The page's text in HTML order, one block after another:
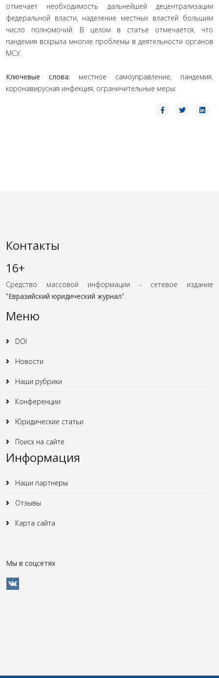
отмечает необходимость дальнейшей децентрализации
федеральной власти, наделение местных властей большим
число полномочий. В целом в статье отмечается, что
пандемия вскрыла многие проблемы в деятельности органов
МСУ.
Ключевые слова: местное самоуправление, пандемия,
коронавирусная инфекция, ограничительные меры.
Контакты
16+
Средство массовой информации - сетевое издание
"Евразийский юридический журнал".
Меню
DOI
Новости
Наши рубрики
Конференции
Юридические статьи
Поиск на сайте
Информация
Наши партнеры
Отзывы
Карта сайта
Мы в соцсетях